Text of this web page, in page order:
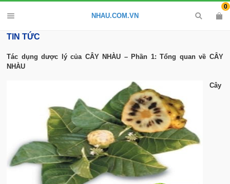
NHAU.COM.VN
0
TIN TỨC
Tác dụng dược lý của CÂY NHÀU – Phần 1: Tổng quan về CÂY
NHÀU
Cây